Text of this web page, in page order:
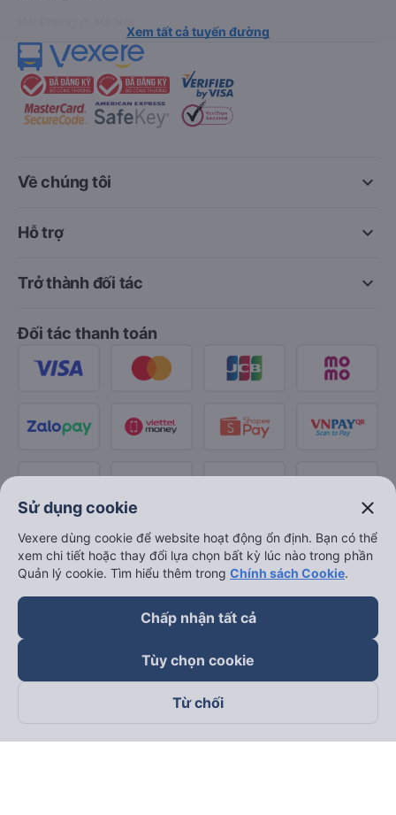
Xem tất cả tuyến đường
keyboard_arrow_down
Về chúng tôi
keyboard_arrow_down
Hỗ trợ
keyboard_arrow_down
Trở thành đối tác
Đối tác thanh toán
Theo dõi chúng tôi trên
Sử dụng cookie close
Vexere dùng cookie để website hoạt động ổn định. Bạn có thể
xem chi tiết hoặc thay đổi lựa chọn bất kỳ lúc nào trong phần
Quản lý cookie. Tìm hiểu thêm trong Chính sách Cookie.
Chấp nhận tất cả
Tùy chọn cookie
Từ chối